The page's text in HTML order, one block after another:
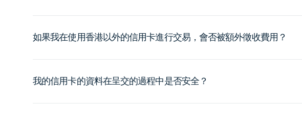
如果我在使用香港以外的信用卡進行交易，會否被額外徵收費用？
我的信用卡的資料在呈交的過程中是否安全？